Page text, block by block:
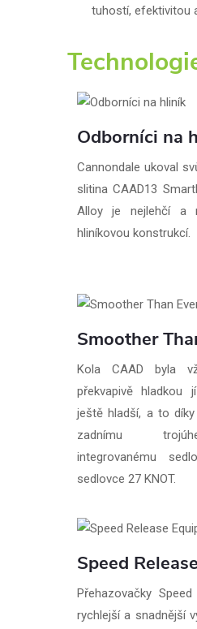
tuhostí, efektivitou
Odborníci na
Cannondale ukoval
slitina CAAD13
Alloy je nejlehčí a
hliníkovou konstrukcí.
Smoother
Kola CAAD byla
překvapivě hladkou
ještě hladší, a to
zadnímu
integrovanému
sedlovce 27 KNOT.
Speed
Přehazovačky
rychlejší a snadnější